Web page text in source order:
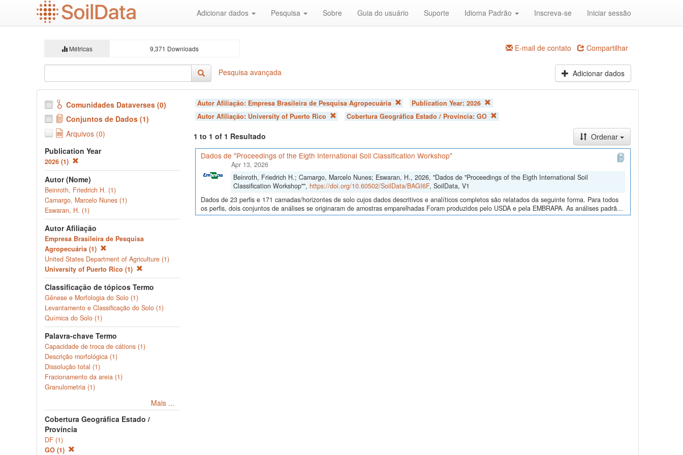
Adicionar dados Pesquisa Sobre Guia do usuário Suporte Idioma Padrão Inscreva-se Iniciar sessão
Métricas 9,371 Downloads E-mail de contato Compartilhar
Pesquisa avançada Adicionar dados
Comunidades Dataverses (0)
Conjuntos de Dados (1)
Arquivos (0)
Publication Year
2026 (1)
Autor (Nome)
Beinroth, Friedrich H. (1)
Camargo, Marcelo Nunes (1)
Eswaran, H. (1)
Autor Afiliação
Empresa Brasileira de Pesquisa
Agropecuária (1)
United States Department of Agriculture (1)
University of Puerto Rico (1)
Classificação de tópicos Termo
Gênese e Morfologia do Solo (1)
Levantamento e Classificação do Solo (1)
Química do Solo (1)
Palavra-chave Termo
Capacidade de troca de cátions (1)
Descrição morfológica (1)
Dissolução total (1)
Fracionamento da areia (1)
Granulometria (1)
Mais ...
Cobertura Geográfica Estado /
Província
DF (1)
GO (1)
Autor Afiliação: Empresa Brasileira de Pesquisa Agropecuária Publication Year: 2026
Autor Afiliação: University of Puerto Rico Cobertura Geográfica Estado / Província: GO
1 to 1 of 1 Resultado
Ordenar
Dados de "Proceedings of the Eigth International Soil Classification Workshop"
Apr 13, 2026
Beinroth, Friedrich H.; Camargo, Marcelo Nunes; Eswaran, H., 2026, "Dados de "Proceedings of the Eigth International Soil
Classification Workshop"", https://doi.org/10.60502/SoilData/BAGI6F, SoilData, V1
Dados de 23 perfis e 171 camadas/horizontes de solo cujos dados descritivos e analíticos completos são relatados da seguinte forma. Para todos
os perfis, dois conjuntos de análises se originaram de amostras emparelhadas Foram produzidos pelo USDA e pela EMBRAPA. As análises padrã...